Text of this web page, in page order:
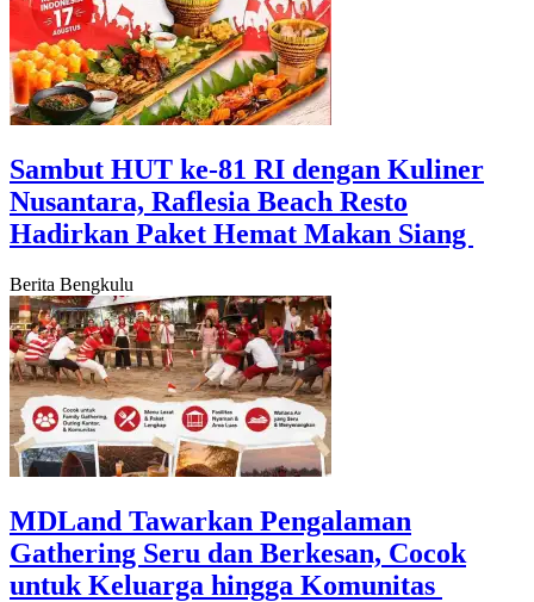
‎Sambut HUT ke-81 RI dengan Kuliner
Nusantara, Raflesia Beach Resto
Hadirkan Paket Hemat Makan Siang ‎
Berita Bengkulu
‎MDLand Tawarkan Pengalaman
Gathering Seru dan Berkesan, Cocok
untuk Keluarga hingga Komunitas ‎